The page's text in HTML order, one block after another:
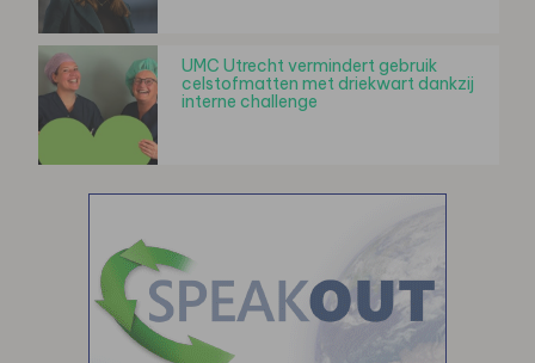
UMC Utrecht vermindert gebruik
celstofmatten met driekwart dankzij
interne challenge